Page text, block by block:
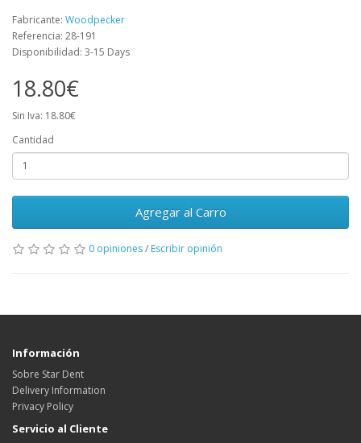
Fabricante: Woodpecker
Referencia: 28-191
Disponibilidad: 3-15 Days
18.80€
Sin Iva: 18.80€
Cantidad
Agregar al Carro
0 opiniones/ Escribir opinión
Información
Sobre Star Dent
Delivery Information
Privacy Policy
Servicio al Cliente